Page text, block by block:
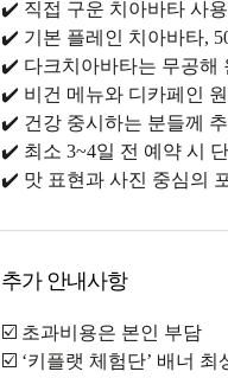
✔️ 직접 구운 치아바타 사용
✔️ 기본 플레인 치아바타,
✔️ 다크치아바타는 무공해
✔️ 비건 메뉴와 디카페인 원
✔️ 건강 중시하는 분들께 추
✔️ 최소 3~4일 전 예약 시
✔️ 맛 표현과 사진 중심의
추가 안내사항
☑️ 초과비용은 본인 부담
☑️ ‘키플랫 체험단’ 배너 최